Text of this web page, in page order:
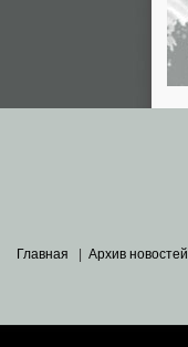
Главная Архив новостей